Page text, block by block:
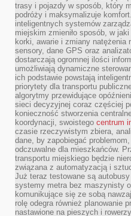
trasy i pojazdy w sposób, który
podróży i maksymalizuje
inteligentnych systemów
miejskim zmieniło sposób, w
korki, awarie i zmiany natężenia
sensory, dane GPS oraz
dostarczają ogromnej ilości
umożliwiają dynamiczne
ich podstawie powstają
priorytety dla transportu
algorytmy przewidujące
sieci decyzyjnej coraz częściej
konieczność stworzenia
koordynacji, swoistego centrum
czasie rzeczywistym zbiera,
dane, by zapobiegać
odczuwalne dla mieszkańców.
transportu miejskiego będzie
związana z automatyzacją i
Już teraz testowane są
systemy metra bez maszynisty
komunikujące się ze sobą
rolę odegra również planowanie
nastawione na pieszych i